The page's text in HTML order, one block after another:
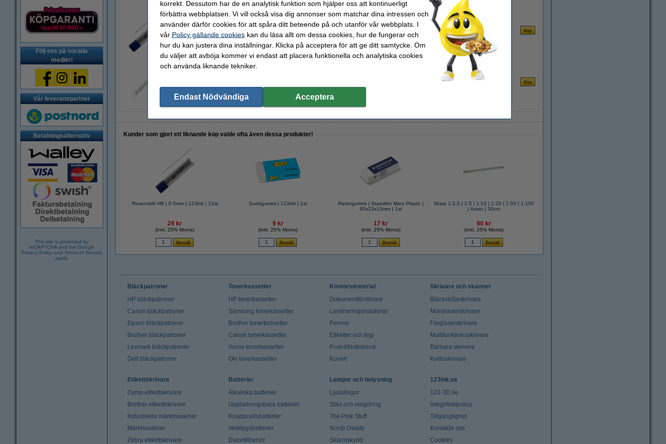
Följ oss på sociala
medier!
Vår leveranspartner
Betalningsalternativ
This site is protected by
reCAPTCHA and the Google
Privacy Policy and Terms of Service
apply.
Reservstift HB | 0.5mm | 123ink | 12st
29 kr
30 kr
Kunder som gjort ett liknande köp valde ofta även dessa produkter!
Reservstift HB | 0.5mm | 123ink | 12st
29 kr
(Inkl. 25% Moms)
Suddgummi | 123ink | 1st
9 kr
(Inkl. 25% Moms)
Radergummi | Staedtler Mars Plastic |
65x23x13mm | 1st
17 kr
(Inkl. 25% Moms)
Skala 1:2,5 | 1:5 | 1:10 | 1:20 | 1:50 | 1:100
| Aristo | 30cm
80 kr
(Inkl. 25% Moms)
Bläckpatroner
HP bläckpatroner
Canon bläckpatroner
Epson bläckpatroner
Brother bläckpatroner
Lexmark bläckpatroner
Dell bläckpatroner
Tonerkassetter
HP tonerkassetter
Samsung tonerkassetter
Brother tonerkassetter
Canon tonerkassetter
Xerox tonerkassetter
Oki tonerkassetter
Kontorsmaterial
Dokumentförstörare
Lamineringsmaskiner
Pennor
Etiketter och tejp
Post-it/Notisblock
Kuvert
Skrivare och skanner
Bläckstråleskrivare
Monolaserskrivare
Färglaserskrivare
Multifunktionsskrivare
Bärbara skrivare
Kvittoskrivare
Etikettskrivare
Dymo etikettskrivare
Brother etikettskrivare
Industriella märkmaskiner
Märkmaskiner
Zebra etikettskrivare
Batterier
Alkaliska batterier
Uppladningsbara batterier
Knappcellsbatterier
Verktygsbatterier
Datortillbehör
Lampor och belysning
Ljusslingor
Städ och rengöring
The Pink Stuff
Scrub Daddy
Skärmskydd
123ink.se
123-3D.se
integritetspolicy
Tillgänglighet
Kontakta oss
Cookies
korrekt. Dessutom har de en analytisk funktion som hjälper oss att kontinuerligt
förbättra webbplatsen. Vi vill också visa dig annonser som matchar dina intressen och
använder därför cookies för att spåra ditt beteende på och utanför vår webbplats. I
vår Policy gällande cookieskan du läsa allt om dessa cookies, hur de fungerar och
hur du kan justera dina inställningar. Klicka på acceptera för att ge ditt samtycke. Om
du väljer att avböja kommer vi endast att placera funktionella och analytiska cookies
och använda liknande tekniker.
Endast Nödvändiga Acceptera